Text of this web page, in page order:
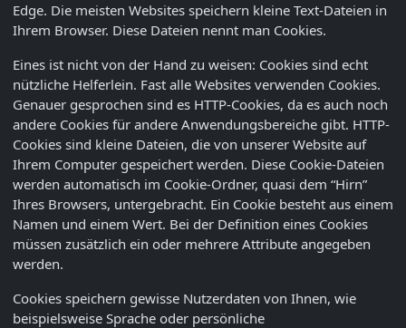
Edge. Die meisten Websites speichern kleine Text-Dateien in
Ihrem Browser. Diese Dateien nennt man Cookies.
Eines ist nicht von der Hand zu weisen: Cookies sind echt
nützliche Helferlein. Fast alle Websites verwenden Cookies.
Genauer gesprochen sind es HTTP-Cookies, da es auch noch
andere Cookies für andere Anwendungsbereiche gibt. HTTP-
Cookies sind kleine Dateien, die von unserer Website auf
Ihrem Computer gespeichert werden. Diese Cookie-Dateien
werden automatisch im Cookie-Ordner, quasi dem “Hirn”
Ihres Browsers, untergebracht. Ein Cookie besteht aus einem
Namen und einem Wert. Bei der Definition eines Cookies
müssen zusätzlich ein oder mehrere Attribute angegeben
werden.
Cookies speichern gewisse Nutzerdaten von Ihnen, wie
beispielsweise Sprache oder persönliche